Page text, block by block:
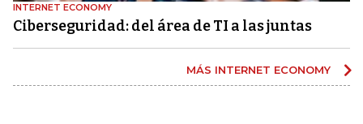
INTERNET ECONOMY
Ciberseguridad: del área de TI a las juntas
MÁS INTERNET ECONOMY